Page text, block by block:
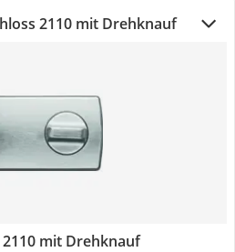
2110 mit Drehknauf
mit Drehknauf